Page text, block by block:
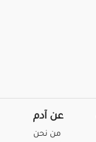
عن آدم
من نحن